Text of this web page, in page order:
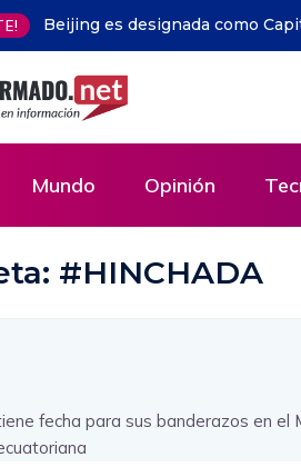
UIALibros gratis en Guayaquil: la
ejemplares y llega a todo
Mundo Opinión
#HINCHADA